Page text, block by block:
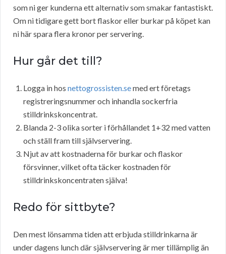
som ni ger kunderna ett alternativ som smakar fantastiskt.
Om ni tidigare gett bort flaskor eller burkar på köpet kan
ni här spara flera kronor per servering.
Hur går det till?
Logga in hos nettogrossisten.semed ert företags
registreringsnummer och inhandla sockerfria
stilldrinkskoncentrat.
Blanda 2-3 olika sorter i förhållandet 1+32 med vatten
och ställ fram till självservering.
Njut av att kostnaderna för burkar och flaskor
försvinner, vilket ofta täcker kostnaden för
stilldrinkskoncentraten själva!
Redo för sittbyte?
Den mest lönsamma tiden att erbjuda stilldrinkarna är
under dagens lunch där självservering är mer tillämplig än